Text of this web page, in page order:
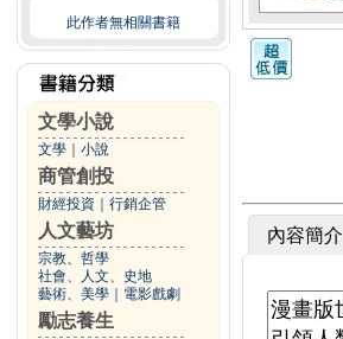
此作者無相關書籍
文學小說
文學 小說
商管創投
財經投資 行銷企管
人文藝坊
宗教、哲學
社會、人文、史地
藝術、美學
電影戲劇
勵志養生
內容簡介